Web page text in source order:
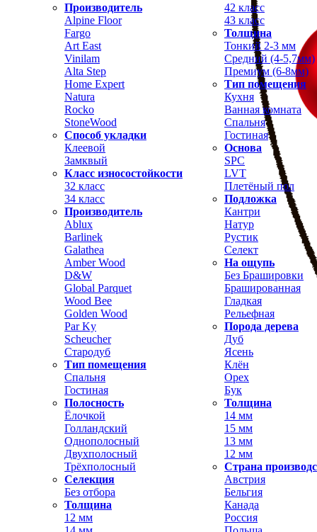
Производитель
Alpine Floor
Fargo
Art East
Vinilam
Alta Step
Home Expert
Natura
Rocko
StoneWood
Способ укладки
Клеевой
Замквый
Класс износостойкости
32 класс
34 класс
42 класс
43 класс
Толщина
Тонкий 2-3 мм
Средний (4-5,7мм)
Премиум (6-8мм)
Тип помещения
Кухня
Ванная комната
Спальня
Гостиная
Основа
SPC
LVT
Плетёный пол
Подложка
Производитель
Ablux
Barlinek
Galathea
Amber Wood
D&W
Global Parquet
Wood Bee
Golden Wood
Par Ky
Scheucher
Стародуб
Тип помещения
Спальня
Гостиная
Полосность
Ёлочкой
Голландский
Однополосный
Двухполосный
Трёхполосный
Селекция
Без отбора
Кантри
Натур
Рустик
Селект
На ощупь
Без Брашировки
Брашированная
Гладкая
Рельефная
Порода дерева
Дуб
Ясень
Клён
Орех
Бук
Толщина
14 мм
15 мм
13 мм
12 мм
Страна
Австрия
Бельгия
Толщина
12 мм
Канада
Россия